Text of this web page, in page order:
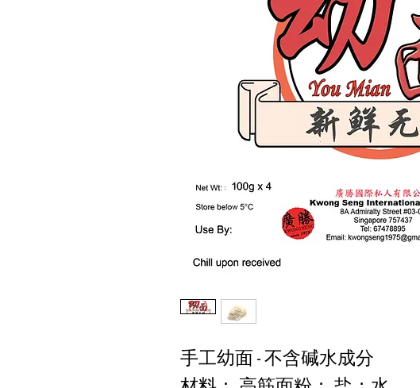
手工幼面 - 不含碱水成分